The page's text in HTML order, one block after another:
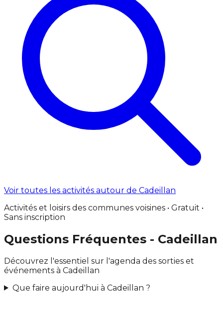
Voir toutes les activités autour de Cadeillan
Activités et loisirs des communes voisines • Gratuit •
Sans inscription
Questions Fréquentes - Cadeillan
Découvrez l'essentiel sur l'agenda des sorties et
événements à Cadeillan
Que faire aujourd'hui à Cadeillan ?